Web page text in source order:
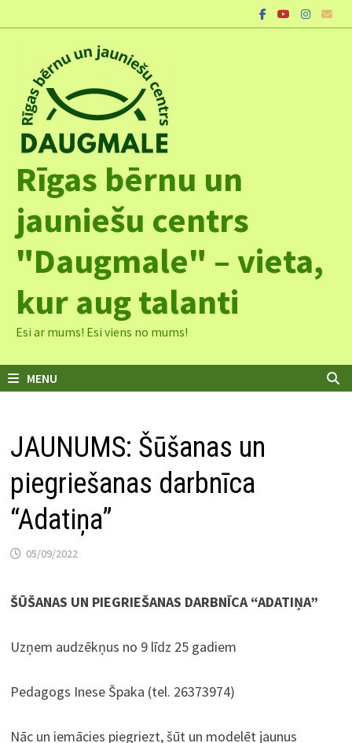
to
Rīgas bērnu un
jauniešu centrs
"Daugmale" – vieta,
kur aug talanti
Esi ar mums! Esi viens no mums!
MENU
JAUNUMS: Šūšanas un
piegriešanas darbnīca
“Adatiņa”
05/09/2022
ŠŪŠANAS UN PIEGRIEŠANAS DARBNĪCA “ADATIŅA”
Uzņem audzēkņus no 9 līdz 25 gadiem
Pedagogs Inese Špaka (tel. 26373974)
Nāc un iemācies piegriezt, šūt un modelēt jaunus